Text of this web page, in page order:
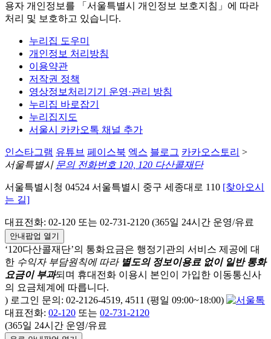
용자 개인정보를 「서울특별시 개인정보 보호지침」에 따라
처리 및 보호하고 있습니다.
누리집 도우미
개인정보 처리방침
이용약관
저작권 정책
영상정보처리기기 운영·관리 방침
누리집 바로잡기
누리집지도
서울시 카카오톡 채널 추가
인스타그램 유튜브 페이스북 엑스 블로그 카카오스토리 >
서울특별시 문의 전화번호 120, 120 다산콜재단
서울특별시청 04524 서울특별시 중구 세종대로 110 [찾아오시
는 길]
대표전화: 02-120 또는 02-731-2120 (365일 24시간 운영/유료
안내팝업 열기
‘120다산콜재단’의 통화요금은 행정기관의 서비스 제공에 대
한 수익자 부담원칙에 따라 별도의 정보이용료 없이 일반 통화
요금이 부과되며 휴대전화 이용시 본인이 가입한 이동통신사
의 요금체계에 따릅니다.
) 로그인 문의: 02-2126-4519, 4511 (평일 09:00~18:00)
대표전화: 02-120 또는 02-731-2120
(365일 24시간 운영/유료